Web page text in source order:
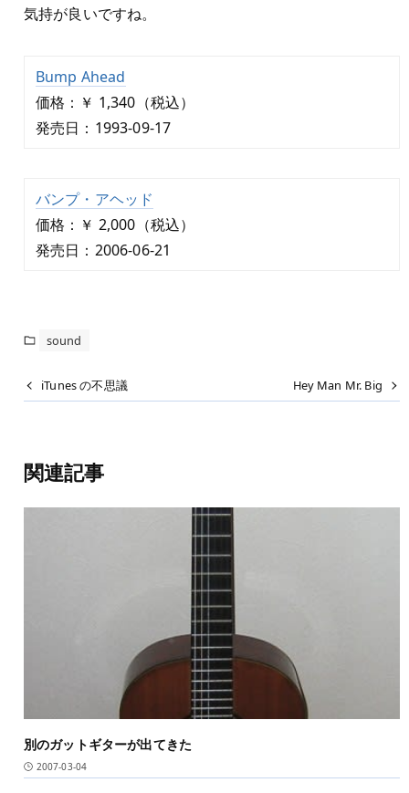
気持が良いですね。
Bump Ahead
価格：￥ 1,340（税込）
発売日：1993-09-17
バンプ・アヘッド
価格：￥ 2,000（税込）
発売日：2006-06-21
sound
iTunes の不思議 Hey Man Mr. Big
関連記事
別のガットギターが出てきた
2007-03-04